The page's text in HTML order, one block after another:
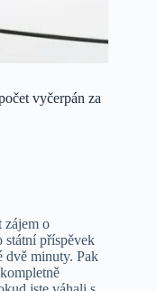
vyčerpán za
zájem o
státní příspěvek
dvě minuty. Pak
kompletně